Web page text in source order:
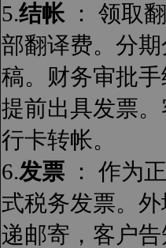
5.结帐： 领取
部翻译费。分
稿。财务审批
提前出具发票
行卡转帐。
6.发票： 作为
式税务发票。
递邮寄，客户